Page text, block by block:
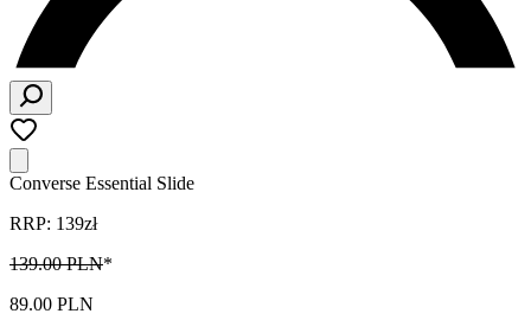
Converse Essential Slide
RRP: 139zł
139.00 PLN*
89.00 PLN